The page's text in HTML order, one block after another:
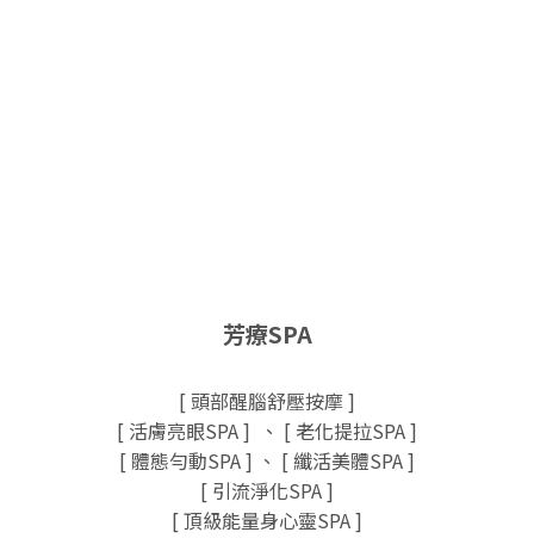
芳療SPA
[ 頭部醒腦舒壓按摩 ]
[ 活膚亮眼SPA ] 、 [ 老化提拉SPA ]
[ 體態勻動SPA ] 、 [ 纖活美體SPA ]
[ 引流淨化SPA ]
[ 頂級能量身心靈SPA ]